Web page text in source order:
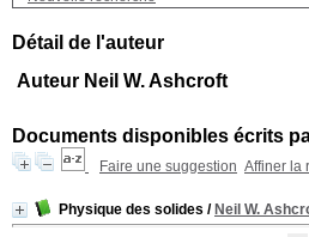
Détail de l'auteur
Auteur Neil W. Ashcroft
Documents disponibles écrits
Faire une suggestion Affiner la
Physique des solides / Neil W.